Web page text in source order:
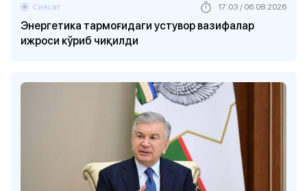
Энергетика тармоғидаги устувор вазифалар
ижроси кўриб чиқилди
Сиёсат 17:03 / 06.08.2026